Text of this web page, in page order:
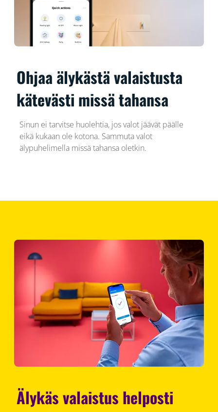
Ohjaa älykästä valaistusta
kätevästi missä tahansa
Sinun ei tarvitse huolehtia, jos valot jäävät päälle
eikä kukaan ole kotona. Sammuta valot
älypuhelimella missä tahansa oletkin.
Älykäs valaistus helposti